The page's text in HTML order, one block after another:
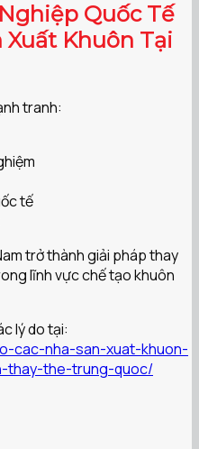
Quốc Tế
Xuất Khuôn Tại
tranh:
tế
trở thành giải pháp thay
lĩnh vực chế tạo khuôn
lý do tại:
cac-nha-san-xuat-khuon-
thay-the-trung-quoc/